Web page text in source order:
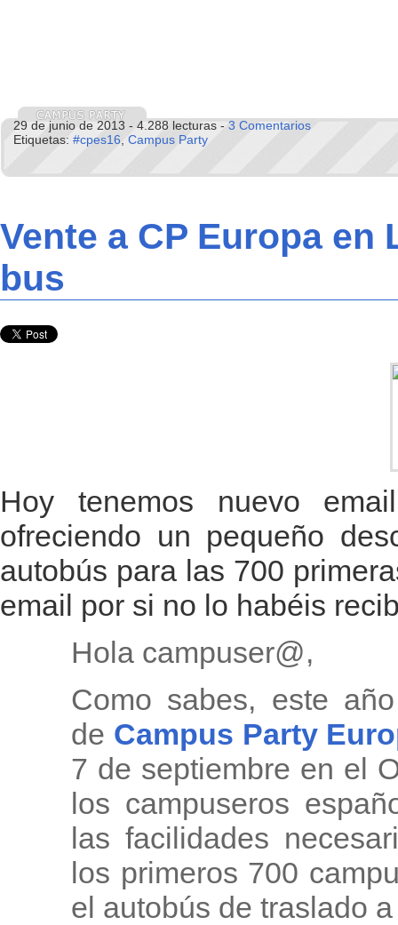
29 de junio de 2013 - 4.288 lecturas - 3 Comentarios
Etiquetas: #cpes16 Campus Party
Vente a CP Europa
bus
Hoy tenemos nuevo
ofreciendo un pequeño
autobús para las 700
email por si no lo habéis
Hola campuser@,
Como sabes, este
de Campus Party
7 de septiembre en el
los campuseros
las facilidades
los primeros 700
el autobús de traslado